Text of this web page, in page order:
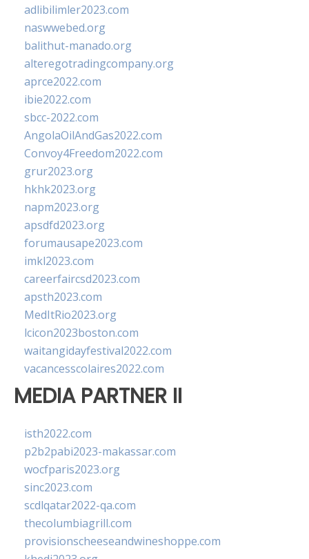
adlibilimler2023.com
naswwebed.org
balithut-manado.org
alteregotradingcompany.org
aprce2022.com
ibie2022.com
sbcc-2022.com
AngolaOilAndGas2022.com
Convoy4Freedom2022.com
grur2023.org
hkhk2023.org
napm2023.org
apsdfd2023.org
forumausape2023.com
imkl2023.com
careerfaircsd2023.com
apsth2023.com
MedItRio2023.org
lcicon2023boston.com
waitangidayfestival2022.com
vacancesscolaires2022.com
MEDIA PARTNER II
isth2022.com
p2b2pabi2023-makassar.com
wocfparis2023.org
sinc2023.com
scdlqatar2022-qa.com
thecolumbiagrill.com
provisionscheeseandwineshoppe.com